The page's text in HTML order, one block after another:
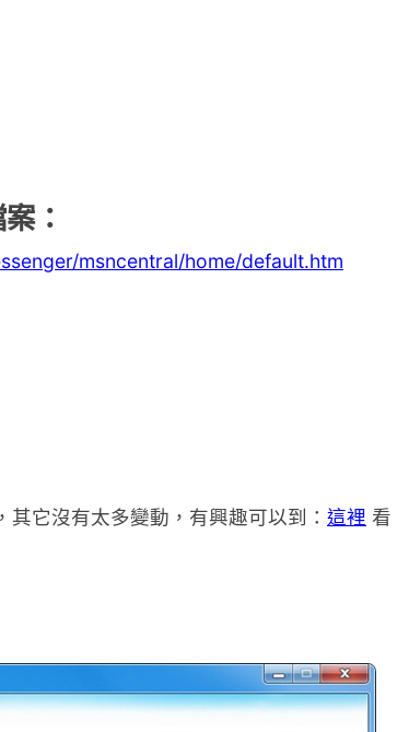
：
msncentral/home/default.htm
它沒有太多變動，有興趣可以到： 這裡 看